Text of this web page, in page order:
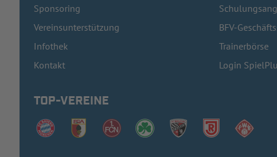
Sponsoring
Vereinsunterstützung
Infothek
Kontakt
BFV-
Trainerbörse
Login
TOP-VEREINE